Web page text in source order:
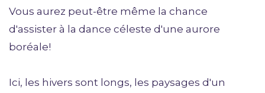
Vous aurez peut-être même la chance
d'assister à la dance céleste d'une aurore
boréale!
Ici, les hivers sont longs, les paysages d'un